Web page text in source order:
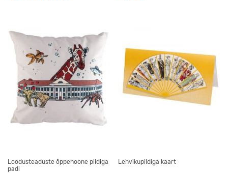
Loodusteaduste õppehoone pildiga
padi
Lehvikupildiga kaart